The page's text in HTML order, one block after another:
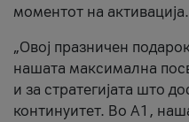
моментот на активација.
„Овој празничен
нашата максимална
и за стратегијата што
континуитет. Во А1,